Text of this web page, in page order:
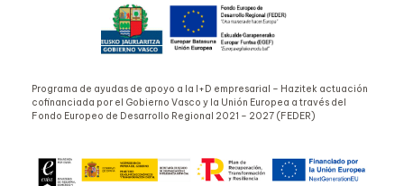
Programa de ayudas de apoyo a la I+D empresarial – Hazitek actuación
cofinanciada por el Gobierno Vasco y la Unión Europea a través del
Fondo Europeo de Desarrollo Regional 2021 – 2027 (FEDER)